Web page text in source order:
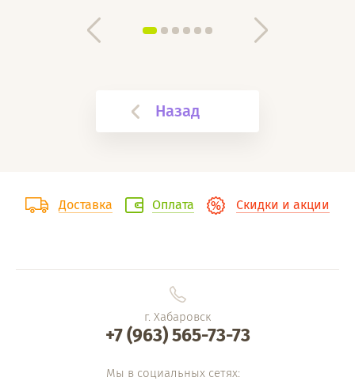
Назад
Доставка Оплата Скидки и акции
г. Хабаровск
+7 (963) 565-73-73
Мы в социальных сетях: